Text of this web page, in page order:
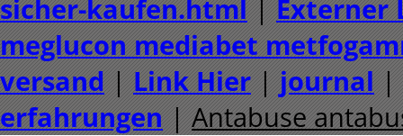
sicher-kaufen.html | Externer
meglucon mediabet
versand | Link Hier | journal |
erfahrungen | Antabuse